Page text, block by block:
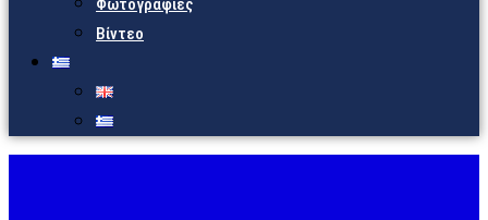
Φωτογραφίες
Βίντεο